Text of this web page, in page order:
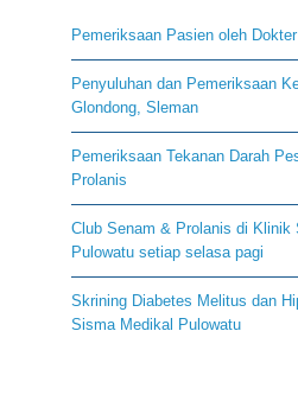
Pemeriksaan Pasien oleh
Penyuluhan dan Pemeriksaan
Glondong, Sleman
Pemeriksaan Tekanan Darah
Prolanis
Club Senam & Prolanis di Klinik
Pulowatu setiap selasa pagi
Skrining Diabetes Melitus dan
Sisma Medikal Pulowatu